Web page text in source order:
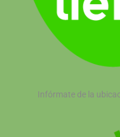
Infórmate de la